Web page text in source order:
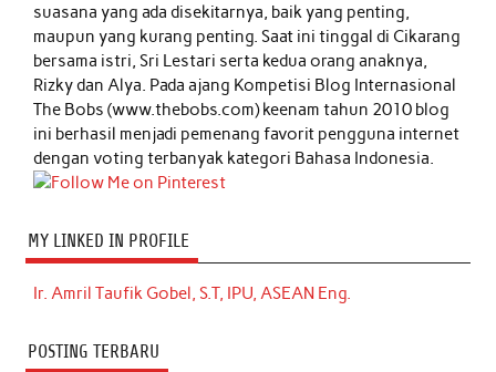
suasana yang ada disekitarnya, baik yang penting,
maupun yang kurang penting. Saat ini tinggal di Cikarang
bersama istri, Sri Lestari serta kedua orang anaknya,
Rizky dan Alya. Pada ajang Kompetisi Blog Internasional
The Bobs (www.thebobs.com) keenam tahun 2010 blog
ini berhasil menjadi pemenang favorit pengguna internet
dengan voting terbanyak kategori Bahasa Indonesia.
MY LINKED IN PROFILE
Ir. Amril Taufik Gobel, S.T, IPU, ASEAN Eng.
POSTING TERBARU